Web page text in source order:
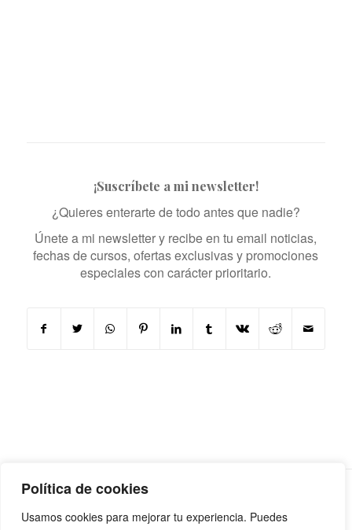
Política de cookies
Usamos cookies para mejorar tu experiencia. Puedes
¡Suscríbete a mi newsletter!
¿Quieres enterarte de todo antes que nadie?
Únete a mi newsletter y recibe en tu email noticias,
fechas de cursos, ofertas exclusivas y promociones
especiales con carácter prioritario.